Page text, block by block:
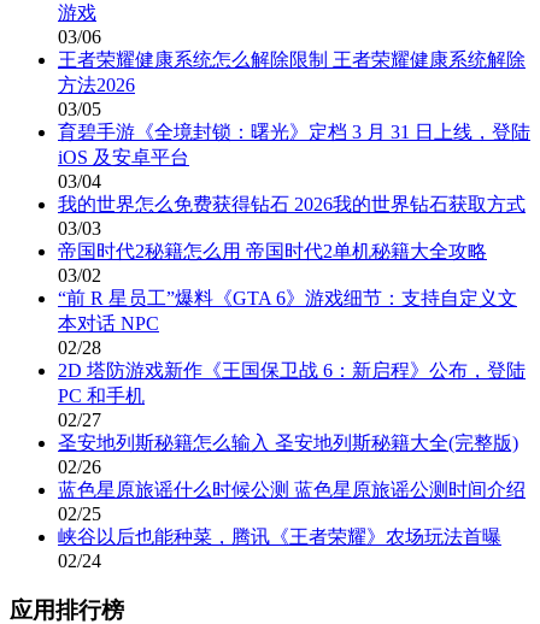
游戏
03/06
王者荣耀健康系统怎么解除限制 王者荣耀健康系统解除
方法2026
03/05
育碧手游《全境封锁：曙光》定档 3 月 31 日上线，登陆
iOS 及安卓平台
03/04
我的世界怎么免费获得钻石 2026我的世界钻石获取方式
03/03
帝国时代2秘籍怎么用 帝国时代2单机秘籍大全攻略
03/02
“前 R 星员工”爆料《GTA 6》游戏细节：支持自定义文
本对话 NPC
02/28
2D 塔防游戏新作《王国保卫战 6：新启程》公布，登陆
PC 和手机
02/27
圣安地列斯秘籍怎么输入 圣安地列斯秘籍大全(完整版)
02/26
蓝色星原旅谣什么时候公测 蓝色星原旅谣公测时间介绍
02/25
峡谷以后也能种菜，腾讯《王者荣耀》农场玩法首曝
02/24
应用排行榜